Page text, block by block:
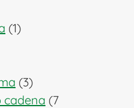
11
33
productos
cadena 7